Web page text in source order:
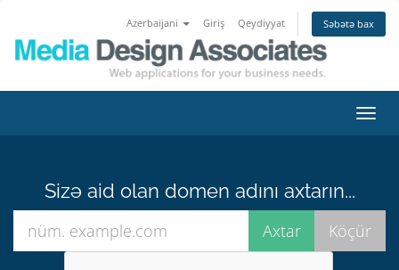
Azerbaijani Giriş Qeydiyyat Səbətə bax
keçid
Sizə aid olan domen adını axtarın...